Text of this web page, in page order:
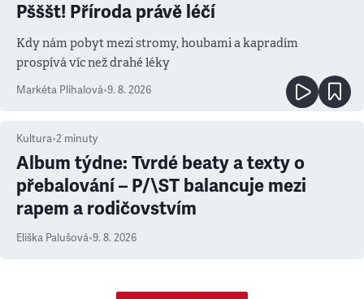
Pšššt! Příroda právě léčí
Kdy nám pobyt mezi stromy, houbami a kapradím
prospívá víc než drahé léky
Markéta Plíhalová•9. 8. 2026
Kultura•2 minuty
Album týdne: Tvrdé beaty a texty o
přebalování – P/\ST balancuje mezi
rapem a rodičovstvím
Eliška Palušová•9. 8. 2026